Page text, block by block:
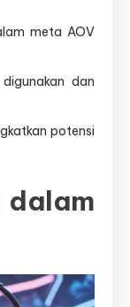
meta AOV
dan
potensi
dalam